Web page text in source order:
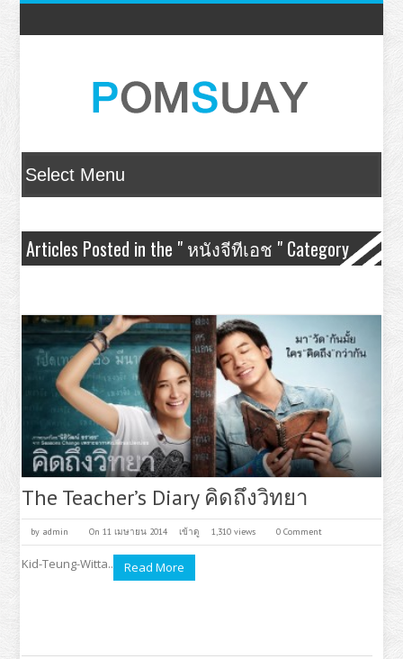
Articles Posted in the " หนังจีทีเอช " Category
The Teacher’s Diary คิดถึงวิทยา
by admin On 11 เมษายน 2014 เข้าดู 1,310 views 0 Comment
Kid-Teung-Witta.. Read More